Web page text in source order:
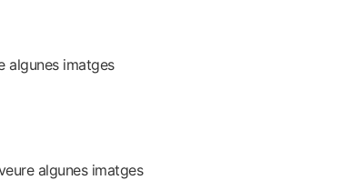
algunes imatges
algunes imatges